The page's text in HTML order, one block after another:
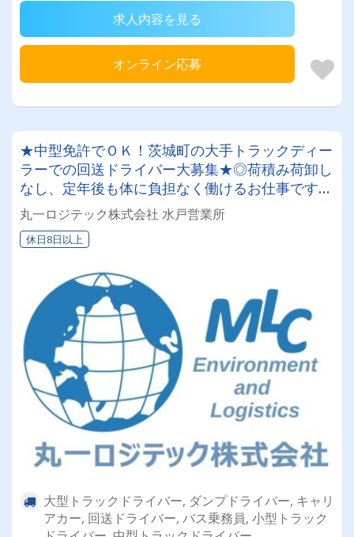
求人内容を見る
オンライン応募
★中型免許でＯＫ！茨城町の大手トラックディー
ラーでの回送ドライバー大募集★◎荷積み荷卸し
なし、定年後も体に負担なく働けるお仕事です◎
日勤業務のみで土日祝日休みの年間１２０日以
上！プライベート充実♪
丸一ロジテック株式会社 水戸営業所
休日8日以上
大型トラックドライバー, ダンプドライバー, キャリ
アカー, 回送ドライバー, バス乗務員, 小型トラック